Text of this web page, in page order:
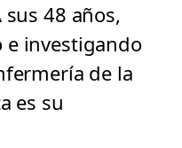
48 años,
investigando
de la
es su